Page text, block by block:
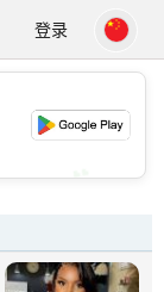
登录